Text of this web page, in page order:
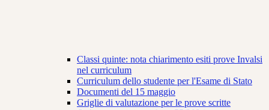
Classi quinte: nota chiarimento esiti prove Invalsi
nel curriculum
Curriculum dello studente per l'Esame di Stato
Documenti del 15 maggio
Griglie di valutazione per le prove scritte